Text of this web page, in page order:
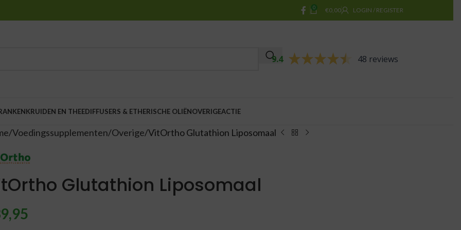
0 €0,00 LOGIN / REGISTER
9.4 48 reviews
KRUIDEN EN THEEDIFFUSERS & ETHERISCHE OLIËNOVERIGEACTIE
Voedingssupplementen Overige VitOrtho Glutathion Liposomaal
Glutathion Liposomaal